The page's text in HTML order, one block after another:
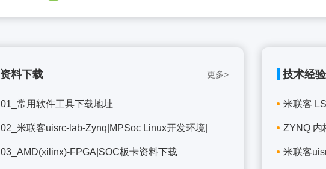
资料下载 更多>
01_常用软件工具下载地址
02_米联客uisrc-lab-Zynq|MPSoc Linux开发环境|
03_AMD(xilinx)-FPGA|SOC板卡资料下载
技术经验
米联客
ZYNQ 内
米联客